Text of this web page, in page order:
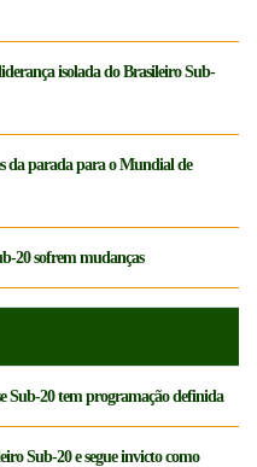
isolada do Brasileiro Sub-
da parada para o Mundial de
20 sofrem mudanças
Sub-20 tem programação definida
Sub-20 e segue invicto como